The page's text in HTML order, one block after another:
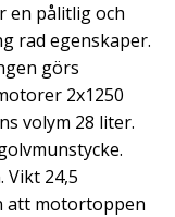
en pålitlig och
rad egenskaper.
görs
2x1250
volym 28 liter.
Vikt 24,5
att motortoppen